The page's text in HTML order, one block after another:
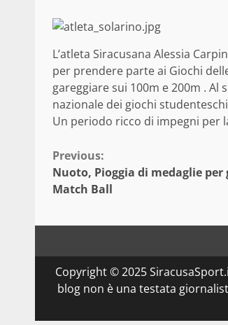
L’atleta Siracusana Alessia
per prendere parte ai Giochi
gareggiare sui 100m e 200m .
nazionale dei giochi
Un periodo ricco di impegni per
Continue
Reading
Previous:
Nuoto, Pioggia di medaglie
Match Ball
Copyright © 2025
blog non è una testata